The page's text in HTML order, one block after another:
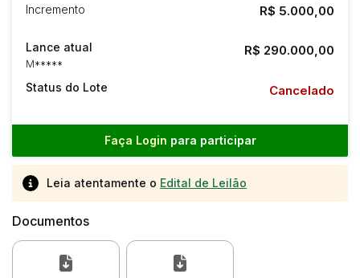
Incremento R$ 5.000,00
Lance atual
M*****
R$ 290.000,00
Status do Lote Cancelado
Faça Login para participar
Leia atentamente o Edital de Leilão
Documentos